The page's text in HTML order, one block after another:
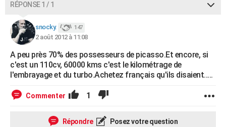
COPAINS D'AVANT
S'inscrire
Se connecter
Lycées
Collèges
Primaires
Universités
Entreprises
Service militaire
Avis de recherche
AVIS DE DÉCÈS
Bricolage
Lifestyle
Culture
Sport
Auto
Television
Voyage
Cinema
RÉPONSE 1 / 1
snocky. 147
2 août 2012 à 11:08
A peu près 70% des possesseurs de picasso.Et encore, si
c'est un 110cv, 60000 kms c'est le kilométrage de
l'embrayage et du turbo.Achetez français qu'ils disaient.....
Commenter 1
Répondre Posez votre question